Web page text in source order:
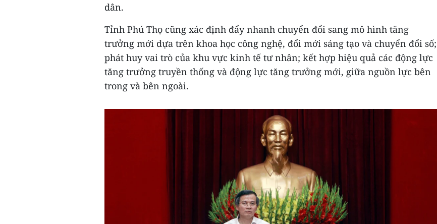
dân.
Tỉnh Phú Thọ cũng xác định đẩy nhanh chuyển đổi sang mô hình tăng
trưởng mới dựa trên khoa học công nghệ, đổi mới sáng tạo và chuyển đổi số;
phát huy vai trò của khu vực kinh tế tư nhân; kết hợp hiệu quả các động lực
tăng trưởng truyền thống và động lực tăng trưởng mới, giữa nguồn lực bên
trong và bên ngoài.